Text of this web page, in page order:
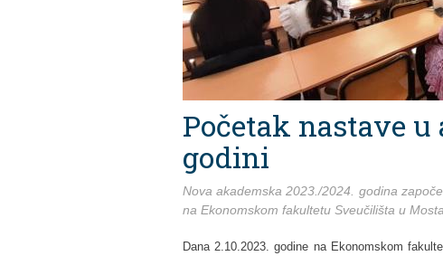
Početak nastave u
godini
Nova akademska 2023./2024. godina
na Ekonomskom fakultetu Sveučilišta u
Dana 2.10.2023. godine na Ekonomskom